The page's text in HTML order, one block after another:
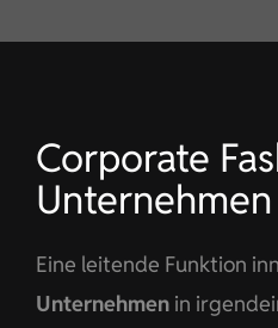
Corporate
Eine leitende Funktion
Unternehmenin